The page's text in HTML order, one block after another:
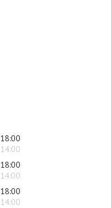
18:00
14:00
18:00
14:00
18:00
14:00